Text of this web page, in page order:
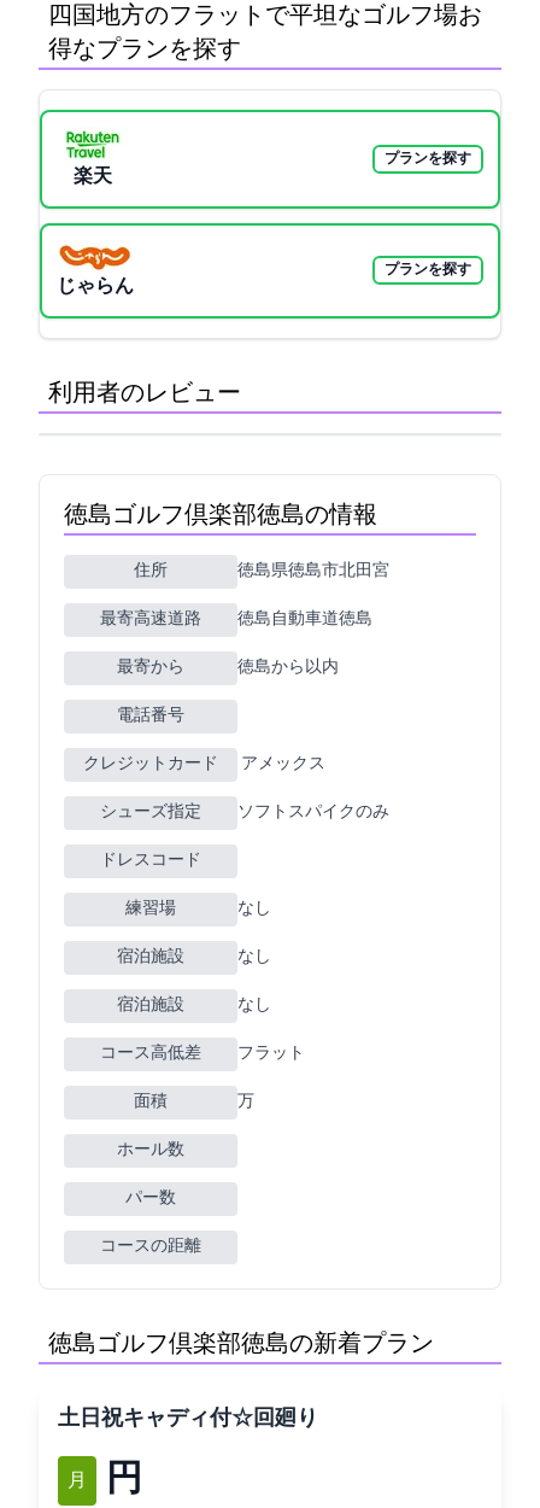
四国地方のフラットで平坦なゴルフ場:お
得なプランを探す
楽天GORA
プランを探す
じゃらん
プランを探す
利用者のレビュー
徳島ゴルフ倶楽部(徳島GC)の情報
住所 徳島県徳島市北田宮2-13-32
最寄高速道路 徳島自動車道徳島
最寄ICから 徳島から5km以内
電話番号
クレジットカード JCB VISA MASTER アメックス
シューズ指定 ソフトスパイクのみ
ドレスコード
練習場 なし
宿泊施設 なし
宿泊施設 なし
コース高低差 フラット
面積 16万m2
ホール数
パー数
コースの距離
徳島ゴルフ倶楽部(徳島GC)の新着プラン
土日祝キャディ付☆9H2回廻り
1月 13,200円